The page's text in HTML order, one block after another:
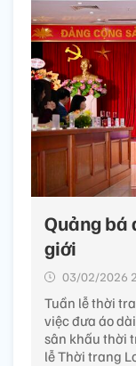
Quảng bá
giới
03/02/2026
Tuần lễ thời
việc đưa áo
sân khấu thời
lễ Thời trang